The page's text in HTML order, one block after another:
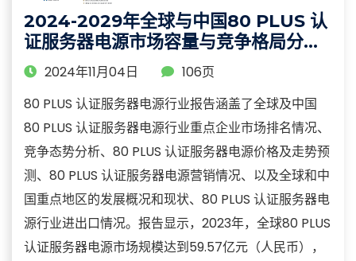
2024-2029年全球与中国80 PLUS 认
证服务器电源市场容量与竞争格局分析
报告2024年11月04日
106页
80 PLUS 认证服务器电源行业报告涵盖了全球及中国
80 PLUS 认证服务器电源行业重点企业市场排名情况、
竞争态势分析、80 PLUS 认证服务器电源价格及走势预
测、80 PLUS 认证服务器电源营销情况、以及全球和中
国重点地区的发展概况和现状、80 PLUS 认证服务器电
源行业进出口情况。报告显示，2023年，全球80 PLUS
认证服务器电源市场规模达到59.57亿元（人民币），